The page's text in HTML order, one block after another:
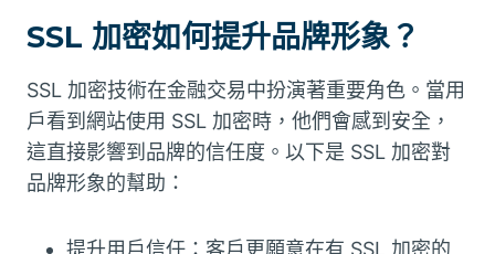
SSL 加密如何提升品牌形象？
SSL 加密技術在金融交易中扮演著重要角色。當用
戶看到網站使用 SSL 加密時，他們會感到安全，
這直接影響到品牌的信任度。以下是 SSL 加密對
品牌形象的幫助：
提升用戶信任：客戶更願意在有 SSL 加密的